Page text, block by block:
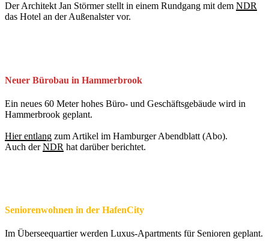
Der Architekt Jan Störmer stellt in einem Rundgang mit dem NDR
das Hotel an der Außenalster vor.
Neuer Bürobau in Hammerbrook
Ein neues 60 Meter hohes Büro- und Geschäftsgebäude wird in
Hammerbrook geplant.
Hier entlang zum Artikel im Hamburger Abendblatt (Abo).
Auch derNDR hat darüber berichtet.
Seniorenwohnen in der HafenCity
Im Überseequartier werden Luxus-Apartments für Senioren geplant.